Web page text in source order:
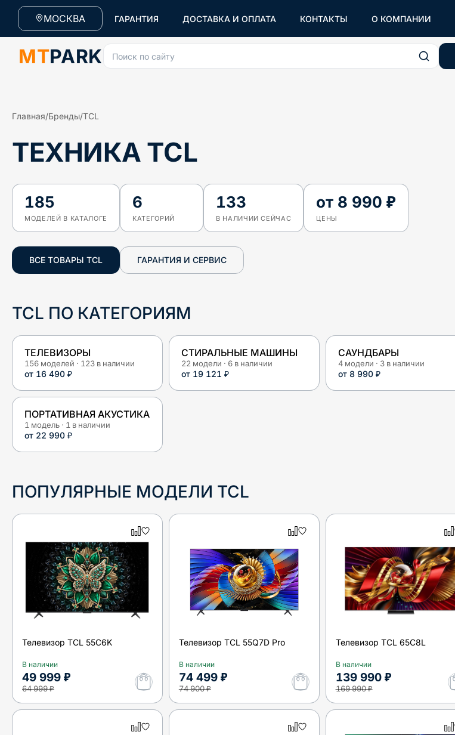
МОСКВА ГАРАНТИЯ ДОСТАВКА И ОПЛАТА КОНТАКТЫ О КОМПАНИИ
MTPARK Поиск по сайту
Главная/Бренды/TCL
ТЕХНИКА TCL
185
МОДЕЛЕЙ В КАТАЛОГЕ
6
КАТЕГОРИЙ
133
В НАЛИЧИИ СЕЙЧАС
от 8 990 ₽
ЦЕНЫ
ВСЕ ТОВАРЫ TCL ГАРАНТИЯ И СЕРВИС
TCL ПО КАТЕГОРИЯМ
ТЕЛЕВИЗОРЫ
156 моделей · 123 в наличии
от 16 490 ₽
СТИРАЛЬНЫЕ МАШИНЫ
22 модели · 6в наличии
от 19 121 ₽
САУНДБАРЫ
4 модели · 3в наличии
от 8 990 ₽
ПОРТАТИВНАЯ АКУСТИКА
1 модель · 1 в наличии
от 22 990 ₽
ПОПУЛЯРНЫЕ МОДЕЛИ TCL
Телевизор TCL 55C6K
В наличии
49 999 ₽
64 999 ₽
Телевизор TCL 55Q7D Pro
В наличии
74 499 ₽
74 900 ₽
Телевизор TCL 65C8L
В наличии
139 990 ₽
169 990 ₽